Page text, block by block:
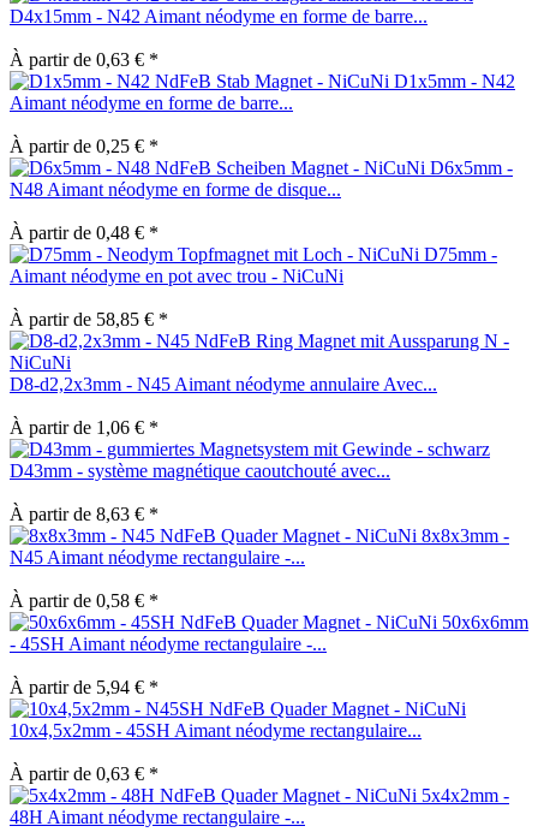
D4x15mm - N42 Aimant néodyme en forme de barre...
À partir de 0,63 € *
D1x5mm - N42
Aimant néodyme en forme de barre...
À partir de 0,25 € *
D6x5mm -
N48 Aimant néodyme en forme de disque...
À partir de 0,48 € *
D75mm -
Aimant néodyme en pot avec trou - NiCuNi
À partir de 58,85 € *
D8-d2,2x3mm - N45 Aimant néodyme annulaire Avec...
À partir de 1,06 € *
D43mm - système magnétique caoutchouté avec...
À partir de 8,63 € *
8x8x3mm -
N45 Aimant néodyme rectangulaire -...
À partir de 0,58 € *
50x6x6mm
- 45SH Aimant néodyme rectangulaire -...
À partir de 5,94 € *
10x4,5x2mm - 45SH Aimant néodyme rectangulaire...
À partir de 0,63 € *
5x4x2mm -
48H Aimant néodyme rectangulaire -...